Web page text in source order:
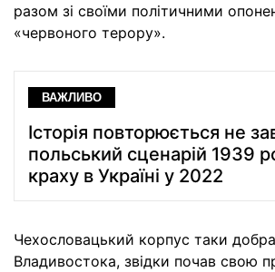
разом зі своїми політичними
«червоного терору».
ВАЖЛИВО
Історія повторюється не
польський сценарій 1939
краху в Україні у 2022
Чехословацький корпус таки
Владивостока, звідки почав свою